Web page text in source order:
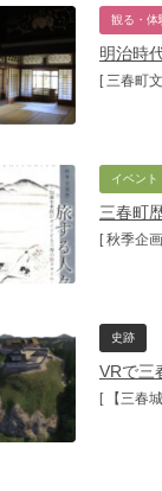
観る・体
明治時
[ 三春町
イベント
三春町
[ 秋季企
史跡
VRで三
[ 【三春